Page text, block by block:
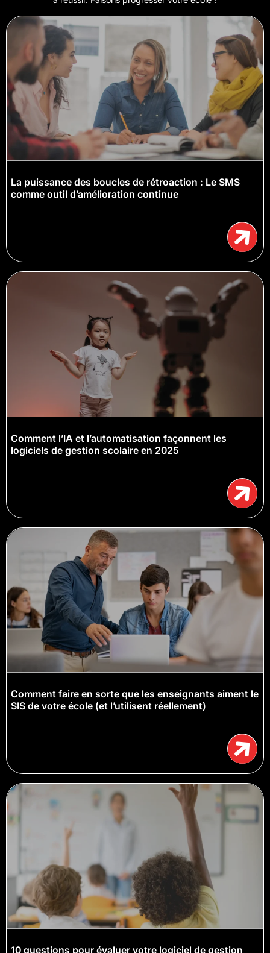
La puissance des boucles de rétroaction : Le SMS
comme outil d’amélioration continue
Comment l’IA et l’automatisation façonnent les
logiciels de gestion scolaire en 2025
Comment faire en sorte que les enseignants aiment le
SIS de votre école (et l’utilisent réellement)
10 questions pour évaluer votre logiciel de gestion